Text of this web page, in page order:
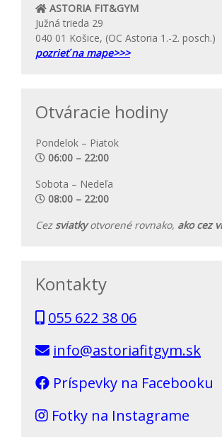
ASTORIA FIT&GYM
Južná trieda 29
040 01 Košice, (OC Astoria 1.-2. posch.)
pozrieť na mape>>>
Otváracie hodiny
Pondelok – Piatok
06:00 – 22:00
Sobota – Nedeľa
08:00 – 22:00
Cez sviatkyotvorené rovnako, ako cez
Kontakty
055 622 38 06
info@astoriafitgym.sk
Príspevky na Facebooku
Fotky na Instagrame